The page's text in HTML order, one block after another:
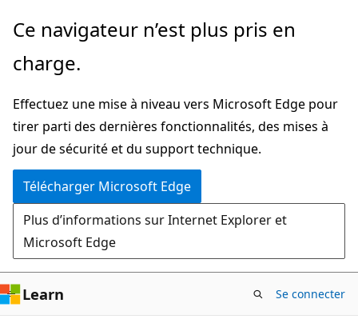
Passer
directement
au
principal
Ce navigateur n’est plus pris en
charge.
Effectuez une mise à niveau vers Microsoft Edge pour
tirer parti des dernières fonctionnalités, des mises à
jour de sécurité et du support technique.
Télécharger Microsoft Edge
Plus d’informations sur Internet Explorer et
Microsoft Edge
Learn Se connecter